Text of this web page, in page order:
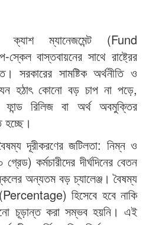
ম্যানেজমেন্ট (Fund
বাস্তবায়নের সাথে রাষ্ট্রের
সরকারের সামষ্টিক অর্থনীতি ও
হঠাৎ কোনো বড় চাপ না পড়ে,
রিলিজ বা অর্থ অবমুক্তির
হচ্ছে।
দূরীকরণের জটিলতা: নিম্ন ও
কর্মচারীদের দীর্ঘদিনের বেতন
অন্যতম বড় চ্যালেঞ্জ। বৈষম্য
(Percentage) হিসেবে হবে নাকি
চূড়ান্ত করা সম্ভব হয়নি। এই